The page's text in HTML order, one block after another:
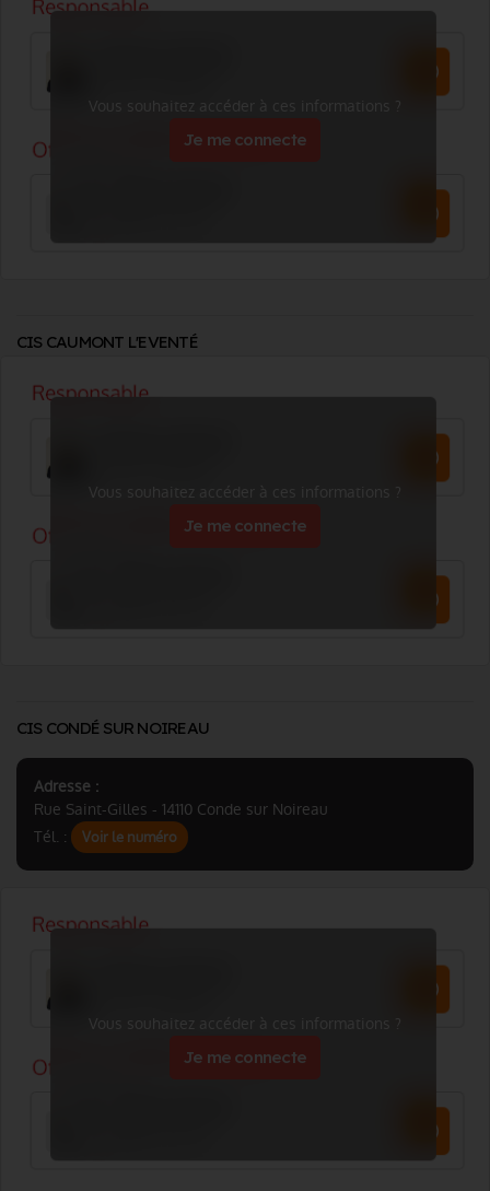
Vous souhaitez accéder à ces informations ?
Je me connecte
CIS CAUMONT L'EVENTÉ
Vous souhaitez accéder à ces informations ?
Je me connecte
CIS CONDÉ SUR NOIREAU
Adresse :
Rue Saint-Gilles - 14110 Conde sur Noireau
Tél. :
Voir le numéro
Vous souhaitez accéder à ces informations ?
Je me connecte